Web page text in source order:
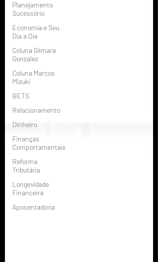
Planejamento
Sucessório
Economia e Seu
Dia a Dia
Coluna Gilmara
Gonzalez
Coluna Marcos
Mizuki
BETS
Relacionamento
Dinheiro
Finanças
Comportamentais
Reforma
Tributária
Longevidade
Financeira
Aposentadoria